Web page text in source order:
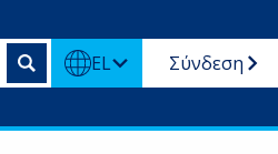
EL Σύνδεση